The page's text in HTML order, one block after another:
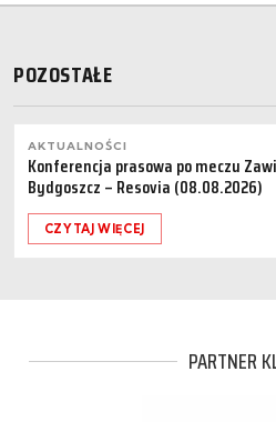
POZOSTAŁE
AKTUALNOŚCI
Konferencja prasowa po meczu
Bydgoszcz – Resovia (08.08.2026)
CZYTAJ WIĘCEJ
PARTNER